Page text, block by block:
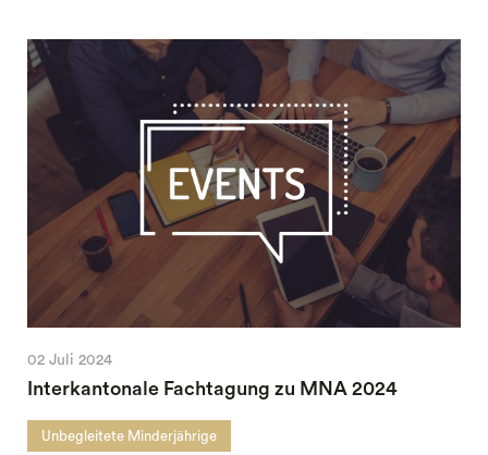
02 Juli 2024
Interkantonale Fachtagung zu MNA 2024
Unbegleitete Minderjährige